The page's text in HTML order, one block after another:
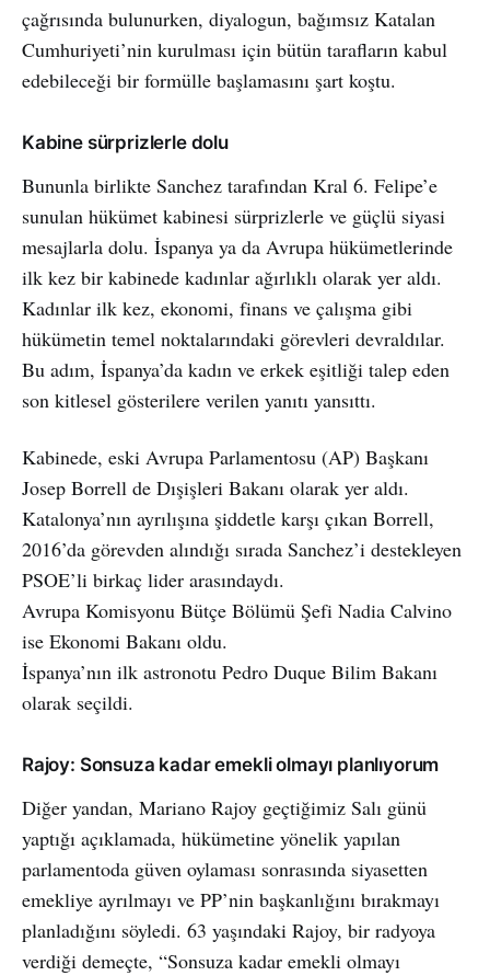
çağrısında bulunurken, diyalogun, bağımsız Katalan
Cumhuriyeti’nin kurulması için bütün tarafların kabul
edebileceği bir formülle başlamasını şart koştu.
Kabine sürprizlerle dolu
Bununla birlikte Sanchez tarafından Kral 6. Felipe’e
sunulan hükümet kabinesi sürprizlerle ve güçlü siyasi
mesajlarla dolu. İspanya ya da Avrupa hükümetlerinde
ilk kez bir kabinede kadınlar ağırlıklı olarak yer aldı.
Kadınlar ilk kez, ekonomi, finans ve çalışma gibi
hükümetin temel noktalarındaki görevleri devraldılar.
Bu adım, İspanya’da kadın ve erkek eşitliği talep eden
son kitlesel gösterilere verilen yanıtı yansıttı.
Kabinede, eski Avrupa Parlamentosu (AP) Başkanı
Josep Borrell de Dışişleri Bakanı olarak yer aldı.
Katalonya’nın ayrılışına şiddetle karşı çıkan Borrell,
2016’da görevden alındığı sırada Sanchez’i destekleyen
PSOE’li birkaç lider arasındaydı.
Avrupa Komisyonu Bütçe Bölümü Şefi Nadia Calvino
ise Ekonomi Bakanı oldu.
İspanya’nın ilk astronotu Pedro Duque Bilim Bakanı
olarak seçildi.
Rajoy: Sonsuza kadar emekli olmayı planlıyorum
Diğer yandan, Mariano Rajoy geçtiğimiz Salı günü
yaptığı açıklamada, hükümetine yönelik yapılan
parlamentoda güven oylaması sonrasında siyasetten
emekliye ayrılmayı ve PP’nin başkanlığını bırakmayı
planladığını söyledi. 63 yaşındaki Rajoy, bir radyoya
verdiği demeçte, “Sonsuza kadar emekli olmayı